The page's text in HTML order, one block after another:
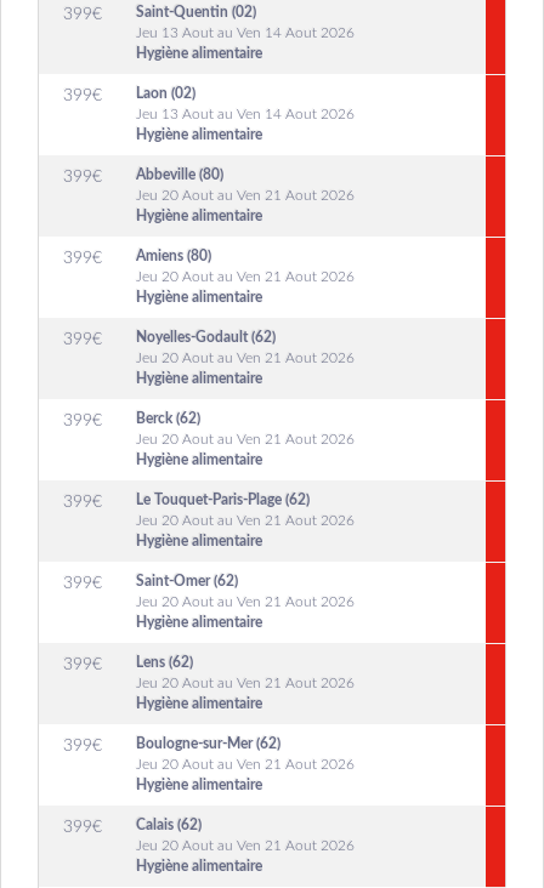
399€
Saint-Quentin (02)
Jeu 13 Aout au Ven 14 Aout 2026
Hygiène alimentaire
399€
Laon (02)
Jeu 13 Aout au Ven 14 Aout 2026
Hygiène alimentaire
399€
Abbeville (80)
Jeu 20 Aout au Ven 21 Aout 2026
Hygiène alimentaire
399€
Amiens (80)
Jeu 20 Aout au Ven 21 Aout 2026
Hygiène alimentaire
399€
Noyelles-Godault (62)
Jeu 20 Aout au Ven 21 Aout 2026
Hygiène alimentaire
399€
Berck (62)
Jeu 20 Aout au Ven 21 Aout 2026
Hygiène alimentaire
399€
Le Touquet-Paris-Plage (62)
Jeu 20 Aout au Ven 21 Aout 2026
Hygiène alimentaire
399€
Saint-Omer (62)
Jeu 20 Aout au Ven 21 Aout 2026
Hygiène alimentaire
399€
Lens (62)
Jeu 20 Aout au Ven 21 Aout 2026
Hygiène alimentaire
399€
Boulogne-sur-Mer (62)
Jeu 20 Aout au Ven 21 Aout 2026
Hygiène alimentaire
399€
Calais (62)
Jeu 20 Aout au Ven 21 Aout 2026
Hygiène alimentaire